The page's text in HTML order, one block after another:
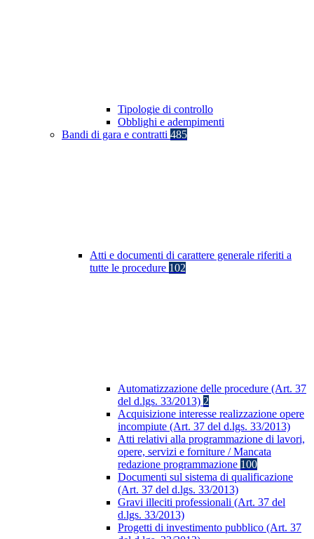
Tipologie di controllo
Obblighi e adempimenti
Bandi di gara e contratti 485
Atti e documenti di carattere generale riferiti a
tutte le procedure 102
Automatizzazione delle procedure (Art. 37
del d.lgs. 33/2013) 2
Acquisizione interesse realizzazione opere
incompiute (Art. 37 del d.lgs. 33/2013)
Atti relativi alla programmazione di lavori,
opere, servizi e forniture / Mancata
redazione programmazione 100
Documenti sul sistema di qualificazione
(Art. 37 del d.lgs. 33/2013)
Gravi illeciti professionali (Art. 37 del
d.lgs. 33/2013)
Progetti di investimento pubblico (Art. 37